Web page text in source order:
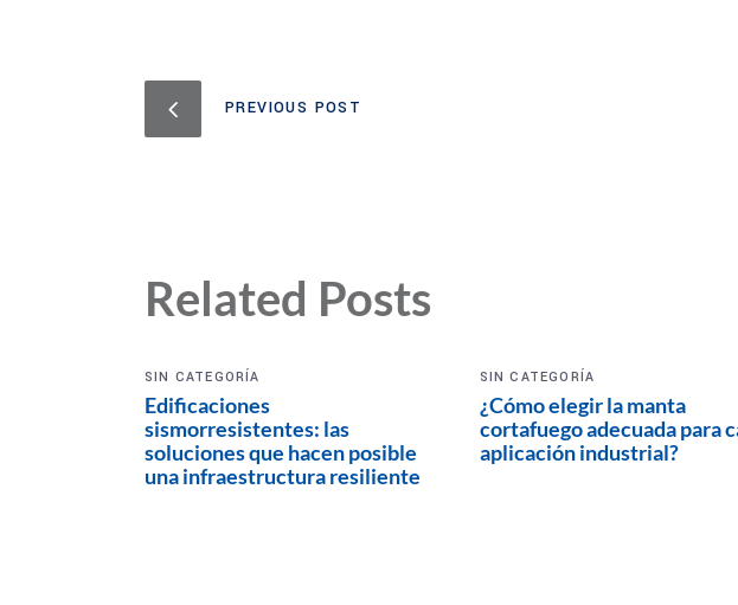
PREVIOUS POST
Related Posts
SIN CATEGORÍA
Edificaciones
sismorresistentes: las
soluciones que hacen posible
una infraestructura resiliente
SIN CATEGORÍA
¿Cómo elegir la manta
cortafuego adecuada para
aplicación industrial?